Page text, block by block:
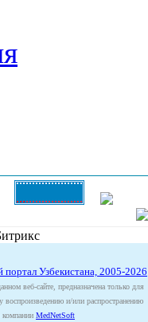
Узбекистана, 2005-2026
веб-сайте, предназначена только для
воспроизведению и/или распространению
компании MedNetSoft